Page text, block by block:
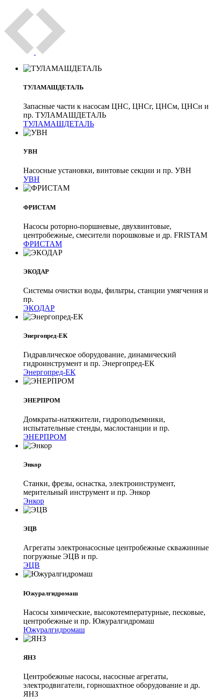
ТУЛАМАШДЕТАЛЬ
Запасные части к насосам ЦНС, ЦНСг, ЦНСм, ЦНСн и
пр. ТУЛАМАШДЕТАЛЬ
ТУЛАМАШДЕТАЛЬ
УВН
Насосные установки, винтовые секции и пр. УВН
УВН
ФРИСТАМ
Насосы роторно-поршневые, двухвинтовые,
центробежные, смесители порошковые и др. FRISTAM
ФРИСТАМ
ЭКОДАР
Системы очистки воды, фильтры, станции умягчения и
пр.
ЭКОДАР
Энергопред-ЕК
Гидравлическое оборудование, динамический
гидроинструмент и пр. Энергопред-ЕК
Энергопред-ЕК
ЭНЕРПРОМ
Домкраты-натяжители, гидроподъемники,
испытательные стенды, маслостанции и пр.
ЭНЕРПРОМ
Энкор
Станки, фрезы, оснастка, электроинструмент,
мерительный инструмент и пр. Энкор
Энкор
ЭЦВ
Агрегаты электронасосные центробежные скважинные
погружные ЭЦВ и пр.
ЭЦВ
Южуралгидромаш
Насосы химические, высокотемпературные, песковые,
центробежные и пр. Южуралгидромаш
Южуралгидромаш
ЯНЗ
Центробежные насосы, насосные агрегаты,
электродвигатели, горношахтное оборудование и др.
ЯНЗ